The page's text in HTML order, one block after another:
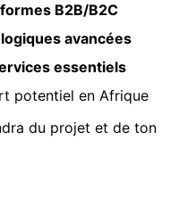
B2B/B2C
avancées
essentiels
potentiel en Afrique
du projet et de ton